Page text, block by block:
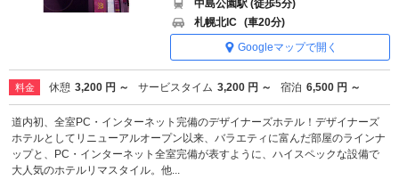
中島公園駅 (徒歩5分)
札幌北IC (車20分)
Googleマップで開く
料金 休憩 3,200 円 ～ サービスタイム 3,200 円 ～ 宿泊 6,500 円 ～
道内初、全室PC・インターネット完備のデザイナーズホテル！デザイナーズ
ホテルとしてリニューアルオープン以来、バラエティに富んだ部屋のラインナ
ップと、PC・インターネット全室完備が表すように、ハイスペックな設備で
大人気のホテルリマスタイル。他...